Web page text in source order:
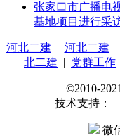
张家口市广播电
基地项目进行采
河北二建 | 河北二建 |
北二建 | 党群工作
©2010-
技术支持：
微